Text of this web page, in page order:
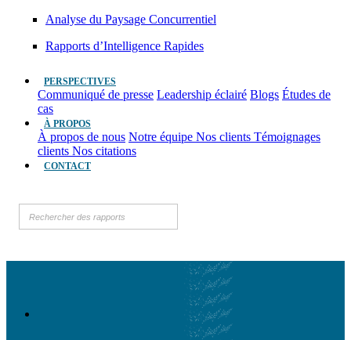
Analyse du Paysage Concurrentiel
Rapports d’Intelligence Rapides
PERSPECTIVES
Communiqué de presse Leadership éclairé Blogs Études de
cas
À PROPOS
À propos de nous Notre équipe Nos clients Témoignages
clients Nos citations
CONTACT